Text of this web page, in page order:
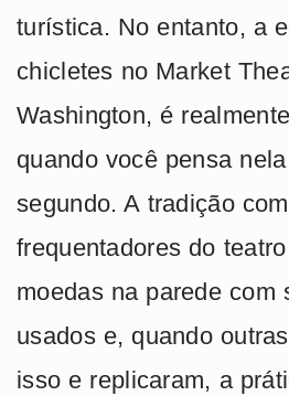
turística. No entanto, a
chicletes no Market
Washington, é
quando você pensa
segundo. A tradição
frequentadores do
moedas na parede com
usados e, quando
isso e replicaram, a